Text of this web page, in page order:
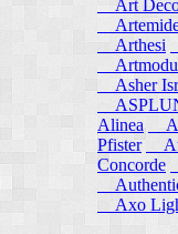
Art Deco
Arthesi
Asher
Alinea
Pfister
Concorde
Axo